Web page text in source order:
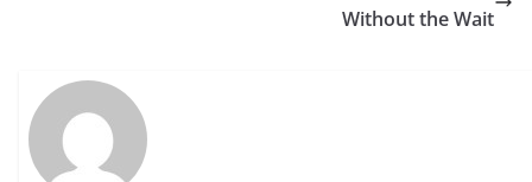
Without the Wait